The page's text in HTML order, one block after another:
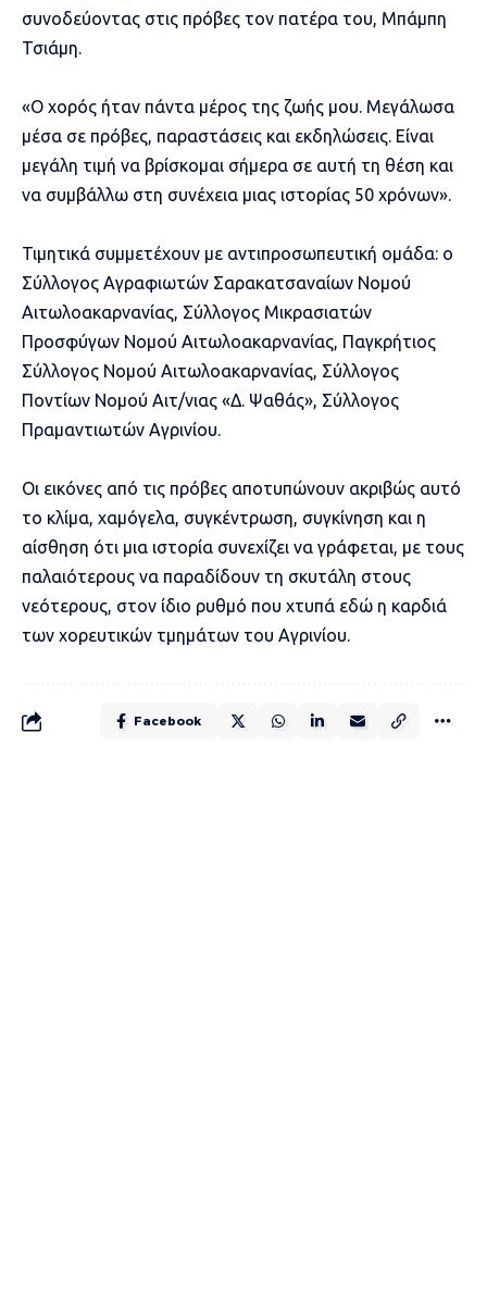
συνοδεύοντας στις πρόβες τον πατέρα του, Μπάμπη
Τσιάμη.
«Ο χορός ήταν πάντα μέρος της ζωής μου. Μεγάλωσα
μέσα σε πρόβες, παραστάσεις και εκδηλώσεις. Είναι
μεγάλη τιμή να βρίσκομαι σήμερα σε αυτή τη θέση και
να συμβάλλω στη συνέχεια μιας ιστορίας 50 χρόνων».
Τιμητικά συμμετέχουν με αντιπροσωπευτική ομάδα: ο
Σύλλογος Αγραφιωτών Σαρακατσαναίων Νομού
Αιτωλοακαρνανίας, Σύλλογος Μικρασιατών
Προσφύγων Νομού Αιτωλοακαρνανίας, Παγκρήτιος
Σύλλογος Νομού Αιτωλοακαρνανίας, Σύλλογος
Ποντίων Νομού Αιτ/νιας «Δ. Ψαθάς», Σύλλογος
Πραμαντιωτών Αγρινίου.
Οι εικόνες από τις πρόβες αποτυπώνουν ακριβώς αυτό
το κλίμα, χαμόγελα, συγκέντρωση, συγκίνηση και η
αίσθηση ότι μια ιστορία συνεχίζει να γράφεται, με τους
παλαιότερους να παραδίδουν τη σκυτάλη στους
νεότερους, στον ίδιο ρυθμό που χτυπά εδώ η καρδιά
των χορευτικών τμημάτων του Αγρινίου.
Facebook